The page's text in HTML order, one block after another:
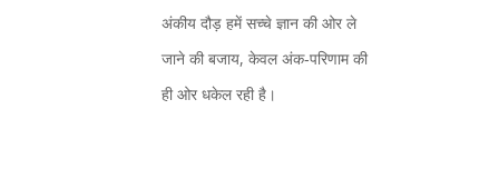
अंकीय दौड़ हमें सच्चे ज्ञान की ओर ले
जाने की बजाय, केवल अंक‑परिणाम की
ही ओर धकेल रही है।